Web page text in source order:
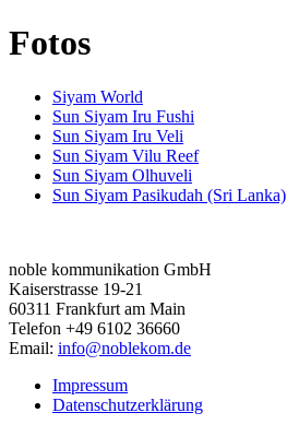
Fotos
Siyam World
Sun Siyam Iru Fushi
Sun Siyam Iru Veli
Sun Siyam Vilu Reef
Sun Siyam Olhuveli
Sun Siyam Pasikudah (Sri Lanka)
noble kommunikation GmbH
Kaiserstrasse 19-21
60311 Frankfurt am Main
Telefon +49 6102 36660
Email: info@noblekom.de
Impressum
Datenschutzerklärung